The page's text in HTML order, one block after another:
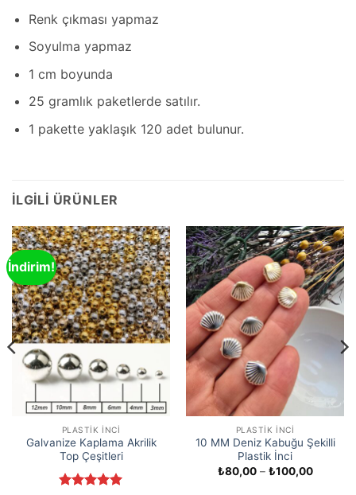
Renk çıkması yapmaz
Soyulma yapmaz
1 cm boyunda
25 gramlık paketlerde satılır.
1 pakette yaklaşık 120 adet bulunur.
İLGILI ÜRÜNLER
İndirim!
PLASTIK İNCI
Galvanize Kaplama Akrilik
Top Çeşitleri
PLASTIK İNCI
10 MM Deniz Kabuğu Şekilli
Plastik İnci
₺80,00 – ₺100,00Fiyat